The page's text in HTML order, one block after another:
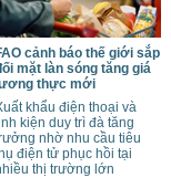
cảnh báo thế giới sắp
mặt làn sóng tăng giá
thực mới
khẩu điện thoại và
kiện duy trì đà tăng
nhờ nhu cầu tiêu
điện tử phục hồi tại
thị trường lớn